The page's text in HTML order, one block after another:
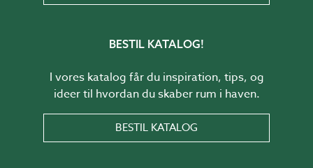
BESTIL KATALOG!
I vores katalog får du inspiration, tips, og
ideer til hvordan du skaber rum i haven.
BESTIL KATALOG